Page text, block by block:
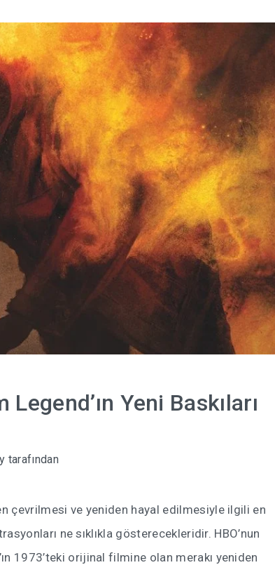
Yeni Baskıları
tarafından
çevrilmesi ve yeniden hayal edilmesiyle ilgili en
ne sıklıkla gösterecekleridir. HBO’nun
1973’teki orijinal filmine olan merakı yeniden